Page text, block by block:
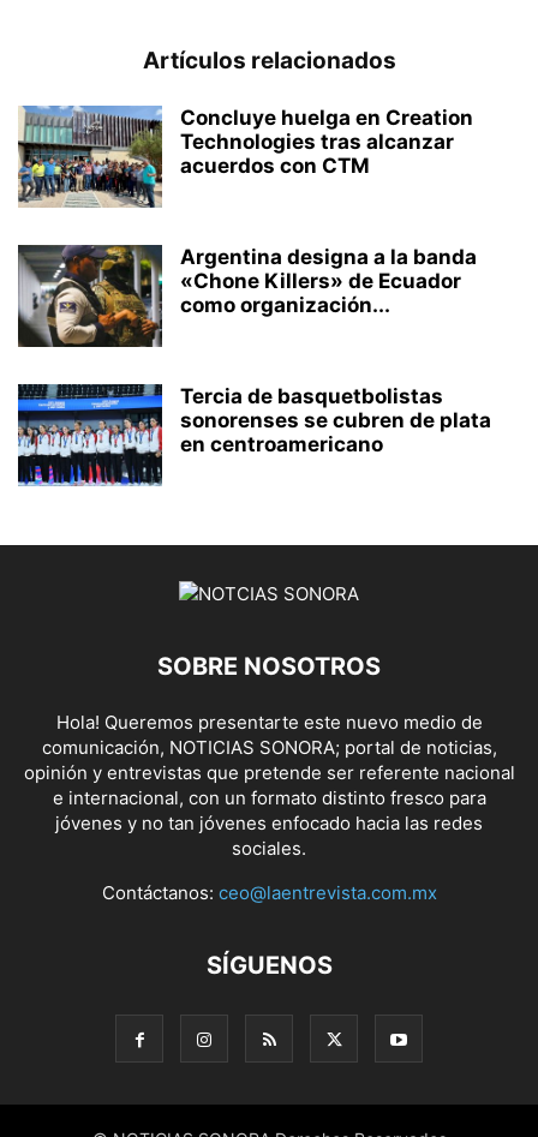
Artículos relacionados
Concluye huelga en Creation
Technologies tras alcanzar
acuerdos con CTM
Argentina designa a la banda
«Chone Killers» de Ecuador
como organización...
Tercia de basquetbolistas
sonorenses se cubren de plata
en centroamericano
SOBRE NOSOTROS
Hola! Queremos presentarte este nuevo medio de
comunicación, NOTICIAS SONORA; portal de noticias,
opinión y entrevistas que pretende ser referente nacional
e internacional, con un formato distinto fresco para
jóvenes y no tan jóvenes enfocado hacia las redes
sociales.
Contáctanos: ceo@laentrevista.com.mx
SÍGUENOS